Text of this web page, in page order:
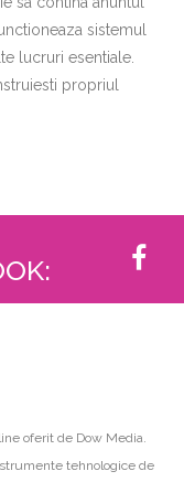
sistemul
lucruri esentiale.
propriul
oferit de Dow Media.
tehnologice de